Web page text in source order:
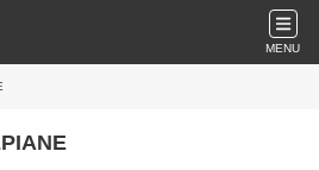
MENU